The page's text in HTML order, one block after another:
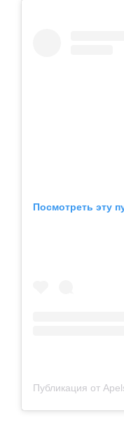
Посмотреть эту